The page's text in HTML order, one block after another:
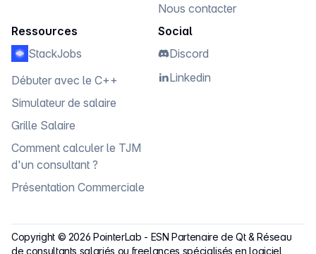
Nous contacter
Ressources
StackJobs
Débuter avec le C++
Simulateur de salaire
Grille Salaire
Comment calculer le TJM
d'un consultant ?
Présentation Commerciale
Social
Discord
Linkedin
Copyright © 2026 PointerLab - ESN Partenaire de Qt & Réseau
de consultants salariés ou freelances spécialisés en logiciel